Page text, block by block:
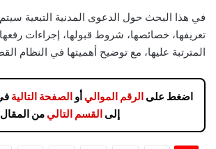
في هذا البحث حول الدعوى المدنية التبعية
تعريفها، خصائصها، شروط قبولها، إجراءات رفعها،
المترتبة عليها، مع توضيح أهميتها في النظام
اضغط على الرقم الموالي أو الصفحة التالية
إلى القسم التالي من المقال